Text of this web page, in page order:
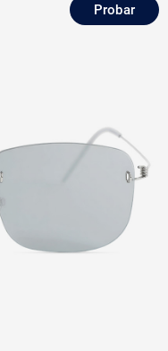
Probar